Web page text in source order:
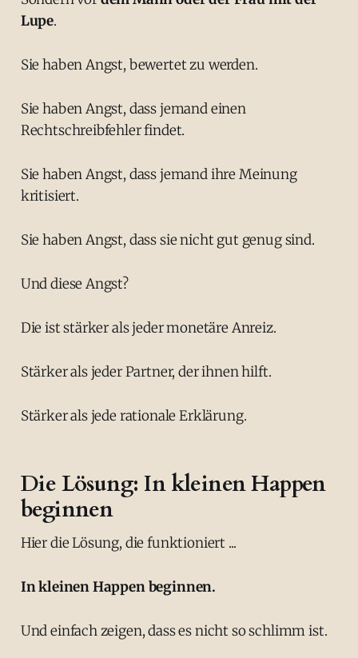
Lupe.
Sie haben Angst, bewertet zu werden.
Sie haben Angst, dass jemand einen
Rechtschreibfehler findet.
Sie haben Angst, dass jemand ihre Meinung
kritisiert.
Sie haben Angst, dass sie nicht gut genug sind.
Und diese Angst?
Die ist stärker als jeder monetäre Anreiz.
Stärker als jeder Partner, der ihnen hilft.
Stärker als jede rationale Erklärung.
Die Lösung: In kleinen Happen
beginnen
Hier die Lösung, die funktioniert ...
In kleinen Happen beginnen.
Und einfach zeigen, dass es nicht so schlimm ist.